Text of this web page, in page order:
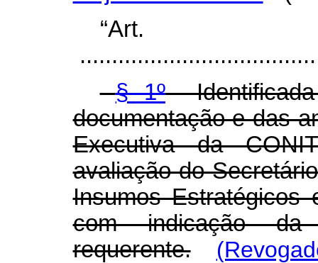
§ 1ºIdentificada
documentação e das
Executiva da
avaliação do
Insumos Estratégicos
com indicação da
requerente.